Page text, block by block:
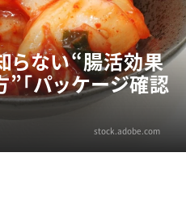
らない“腸活効果
「パッケージ確認
stock.adobe.com